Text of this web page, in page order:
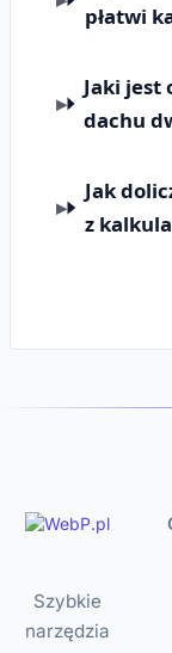
płatwi
Jaki
dachu
Jak
z
Szybkie
narzędzia